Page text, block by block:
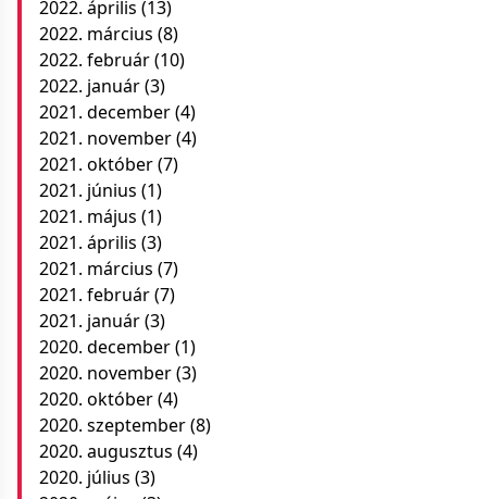
2022. április (13)
2022. március (8)
2022. február(10)
2022. január(3)
2021. december(4)
2021. november(4)
2021. október(7)
2021. június (1)
2021. május (1)
2021. április (3)
2021. március (7)
2021. február(7)
2021. január(3)
2020. december(1)
2020. november(3)
2020. október(4)
2020. szeptember(8)
2020. augusztus (4)
2020. július (3)